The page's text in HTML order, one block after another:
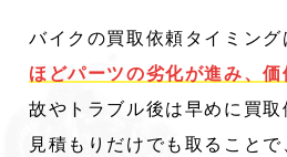
バイクの買取依頼タイミング
ほどパーツの劣化が進み、価
故やトラブル後は早めに買取
見積もりだけでも取ること